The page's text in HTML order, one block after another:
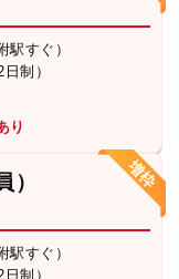
駅すぐ）
制）
り
）
駅すぐ）
制）